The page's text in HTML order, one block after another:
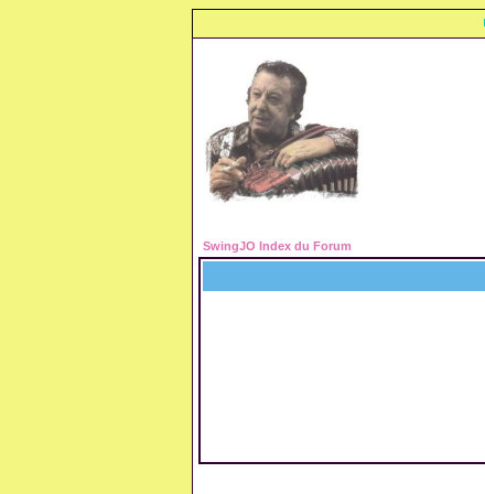
SwingJO Index du Forum